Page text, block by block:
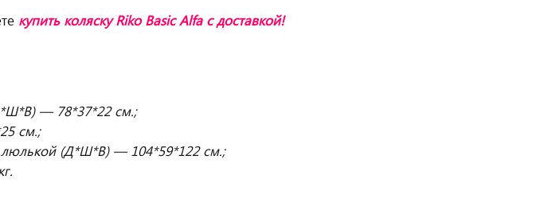
купить коляску Riko Basic Alfa с доставкой!
— 78*37*22 см.;
см.;
люлькой (Д*Ш*В) — 104*59*122 см.;